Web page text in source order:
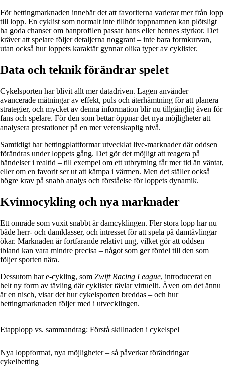
För bettingmarknaden innebär det att favoriterna varierar mer från lopp
till lopp. En cyklist som normalt inte tillhör toppnamnen kan plötsligt
ha goda chanser om banprofilen passar hans eller hennes styrkor. Det
kräver att spelare följer detaljerna noggrant – inte bara formkurvan,
utan också hur loppets karaktär gynnar olika typer av cyklister.
Data och teknik förändrar spelet
Cykelsporten har blivit allt mer datadriven. Lagen använder
avancerade mätningar av effekt, puls och återhämtning för att planera
strategier, och mycket av denna information blir nu tillgänglig även för
fans och spelare. För den som bettar öppnar det nya möjligheter att
analysera prestationer på en mer vetenskaplig nivå.
Samtidigt har bettingplattformar utvecklat live-marknader där oddsen
förändras under loppets gång. Det gör det möjligt att reagera på
händelser i realtid – till exempel om ett utbrytning får mer tid än väntat,
eller om en favorit ser ut att kämpa i värmen. Men det ställer också
högre krav på snabb analys och förståelse för loppets dynamik.
Kvinnocykling och nya marknader
Ett område som vuxit snabbt är damcyklingen. Fler stora lopp har nu
både herr- och damklasser, och intresset för att spela på damtävlingar
ökar. Marknaden är fortfarande relativt ung, vilket gör att oddsen
ibland kan vara mindre precisa – något som ger fördel till den som
följer sporten nära.
Dessutom har e-cykling, som Zwift Racing League, introducerat en
helt ny form av tävling där cyklister tävlar virtuellt. Även om det ännu
är en nisch, visar det hur cykelsporten breddas – och hur
bettingmarknaden följer med i utvecklingen.
Etapplopp vs. sammandrag: Förstå skillnaden i cykelspel
Nya loppformat, nya möjligheter – så påverkar förändringar
cykelbetting